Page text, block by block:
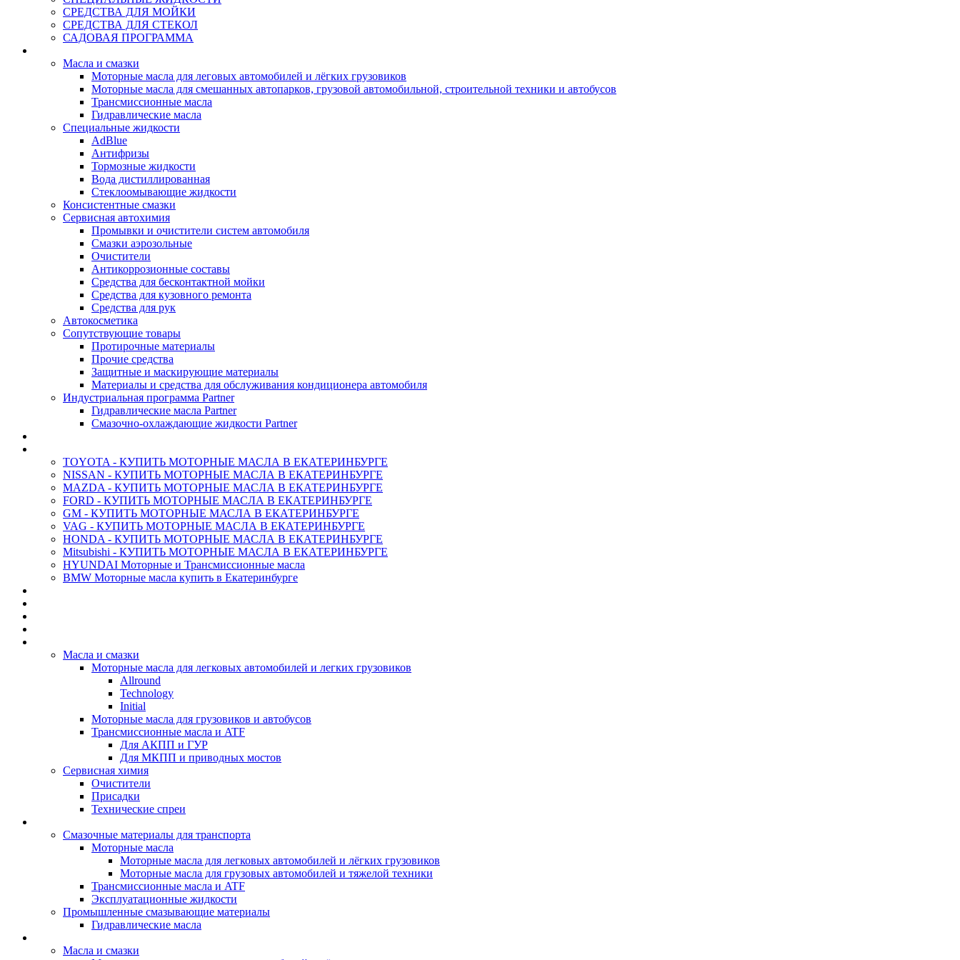
СРЕДСТВА ДЛЯ МОЙКИ
СРЕДСТВА ДЛЯ СТЕКОЛ
САДОВАЯ ПРОГРАММА
Масла и смазки
Моторные масла для леговых автомобилей и лёгких грузовиков
Моторные масла для смешанных автопарков, грузовой автомобильной, строительной техники и автобусов
Трансмиссионные масла
Гидравлические масла
Специальные жидкости
AdBlue
Антифризы
Тормозные жидкости
Вода дистиллированная
Стеклоомывающие жидкости
Консистентные смазки
Сервисная автохимия
Промывки и очистители систем автомобиля
Смазки аэрозольные
Очистители
Антикоррозионные составы
Средства для бесконтактной мойки
Средства для кузовного ремонта
Средства для рук
Автокосметика
Сопутствующие товары
Протирочные материалы
Прочие средства
Защитные и маскирующие материалы
Материалы и средства для обслуживания кондиционера автомобиля
Индустриальная программа Partner
Гидравлические масла Partner
Смазочно-охлаждающие жидкости Partner
TOYOTA - КУПИТЬ МОТОРНЫЕ МАСЛА В ЕКАТЕРИНБУРГЕ
NISSAN - КУПИТЬ МОТОРНЫЕ МАСЛА В ЕКАТЕРИНБУРГЕ
MAZDA - КУПИТЬ МОТОРНЫЕ МАСЛА В ЕКАТЕРИНБУРГЕ
FORD - КУПИТЬ МОТОРНЫЕ МАСЛА В ЕКАТЕРИНБУРГЕ
GM - КУПИТЬ МОТОРНЫЕ МАСЛА В ЕКАТЕРИНБУРГЕ
VAG - КУПИТЬ МОТОРНЫЕ МАСЛА В ЕКАТЕРИНБУРГЕ
HONDA - КУПИТЬ МОТОРНЫЕ МАСЛА В ЕКАТЕРИНБУРГЕ
Mitsubishi - КУПИТЬ МОТОРНЫЕ МАСЛА В ЕКАТЕРИНБУРГЕ
HYUNDAI Моторные и Трансмиссионные масла
BMW Моторные масла купить в Екатеринбурге
Масла и смазки
Моторные масла для легковых автомобилей и легких грузовиков
Allround
Technology
Initial
Моторные масла для грузовиков и автобусов
Трансмиссионные масла и ATF
Для АКПП и ГУР
Для МКПП и приводных мостов
Сервисная химия
Очистители
Присадки
Технические спреи
Смазочные материалы для транспорта
Моторные масла
Моторные масла для легковых автомобилей и лёгких грузовиков
Моторные масла для грузовых автомобилей и тяжелой техники
Трансмиссионные масла и ATF
Эксплуатационные жидкости
Промышленные смазывающие материалы
Гидравлические масла
Масла и смазки